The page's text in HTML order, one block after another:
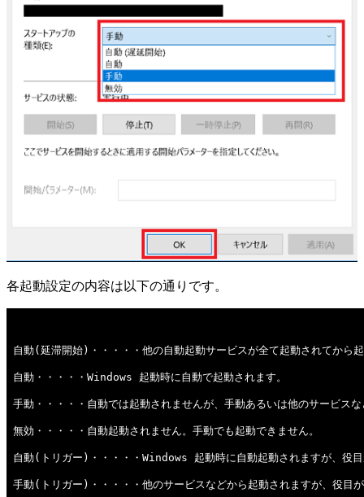
各起動設定の内容は以下の通りです。
自動(延滞開始)・・・・・他の自動起動サービスが全て起動されてから
自動・・・・・Windows 起動時に自動で起動されます。
手動・・・・・自動では起動されませんが、手動あるいは他のサービス
無効・・・・・自動起動されません。手動でも起動できません。
自動(トリガー)・・・・・Windows 起動時に自動起動されますが、役
手動(トリガー)・・・・・他のサービスなどから起動されますが、役目